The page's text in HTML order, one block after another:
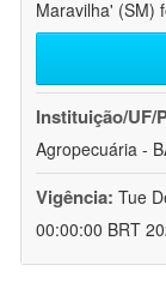
Maravilha' (SM)
Instituição/UF/
Agropecuária -
Vigência: Tue
00:00:00 BRT